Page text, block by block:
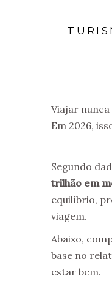
Viajar
Em 2026,
Segundo
trilhão em
equilíbrio,
viagem.
Abaixo,
base no
estar bem.